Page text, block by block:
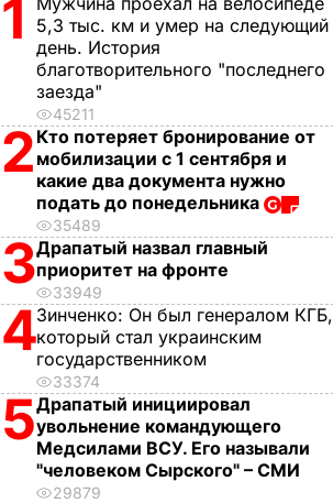
1
5,3 тыс. км и умер на следующий
день. История
благотворительного "последнего
заезда"
45211
2 Кто потеряет бронирование от
мобилизации с 1 сентября и
какие два документа нужно
подать до понедельника
35489
3Драпатый назвал главный
приоритет на фронте
33949
4Зинченко: Он был генералом КГБ,
который стал украинским
государственником
33374
5Драпатый инициировал
увольнение командующего
Медсилами ВСУ. Его называли
"человеком Сырского" – СМИ
29879